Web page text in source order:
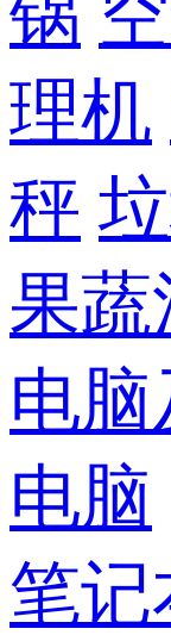
理机
秤
果
电
电脑
笔记